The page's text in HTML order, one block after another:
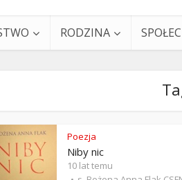
RODZINA
Poezja
Niby nic
10 lat temu